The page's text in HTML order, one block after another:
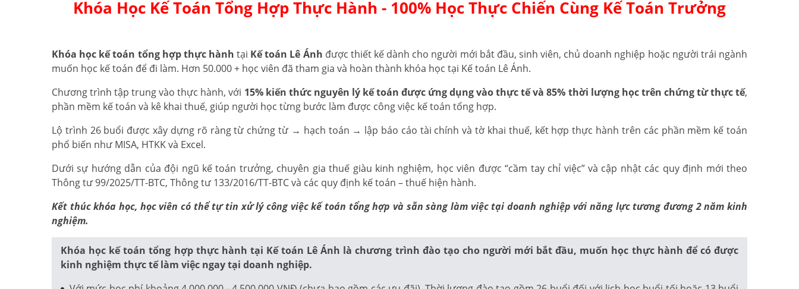
Khóa Học Kế Toán Tổng Hợp Thực Hành - 100% Học Thực Chiến Cùng Kế Toán Trưởng
Khóa học kế toán tổng hợp thực hành tại Kế toán Lê Ánh được thiết kế dành cho người mới bắt đầu, sinh viên, chủ doanh nghiệp hoặc người trái ngành
muốn học kế toán để đi làm. Hơn 50.000 + học viên đã tham gia và hoàn thành khóa học tại Kế toán Lê Ánh.
Chương trình tập trung vào thực hành, với 15% kiến thức nguyên lý kế toán được ứng dụng vào thực tế và 85% thời lượng học trên chứng từ thực tế,
phần mềm kế toán và kê khai thuế, giúp người học từng bước làm được công việc kế toán tổng hợp.
Lộ trình 26 buổi được xây dựng rõ ràng từ chứng từ → hạch toán → lập báo cáo tài chính và tờ khai thuế, kết hợp thực hành trên các phần mềm kế toán
phổ biến như MISA, HTKK và Excel.
Dưới sự hướng dẫn của đội ngũ kế toán trưởng, chuyên gia thuế giàu kinh nghiệm, học viên được “cầm tay chỉ việc” và cập nhật các quy định mới theo
Thông tư 99/2025/TT-BTC, Thông tư 133/2016/TT-BTC và các quy định kế toán – thuế hiện hành.
Kết thúc khóa học, học viên có thể tự tin xử lý công việc kế toán tổng hợp và sẵn sàng làm việc tại doanh nghiệp với năng lực tương đương 2 năm kinh
nghiệm.
Khóa học kế toán tổng hợp thực hành tại Kế toán Lê Ánh là chương trình đào tạo cho người mới bắt đầu, muốn học thực hành để có được
kinh nghiệm thực tế làm việc ngay tại doanh nghiệp.